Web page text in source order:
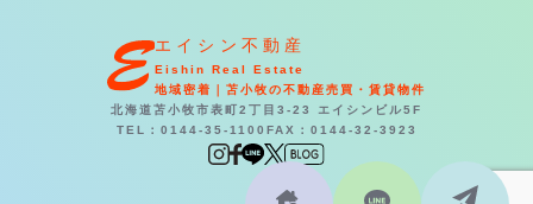
エイシン不動産
Eishin Real Estate
地域密着｜苫小牧の不動産売買・賃貸物件
北海道苫小牧市表町2丁目3-23 エイシンビル5F
TEL：0144-35-1100 FAX：0144-32-3923